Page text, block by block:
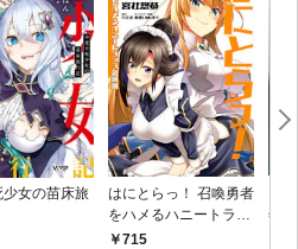
女の苗床旅
はにとらっ！ 召喚勇者
をハメるハニートラッ
プ包囲網 1
715
年9